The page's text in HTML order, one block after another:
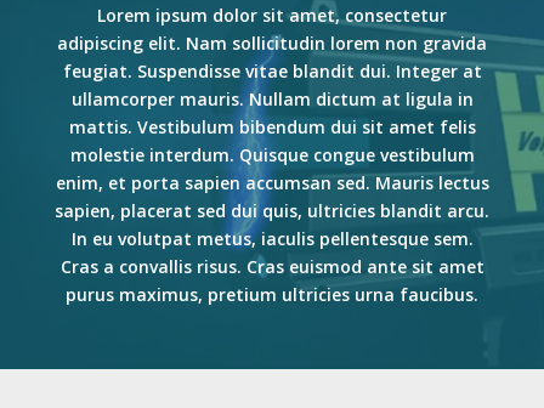
Lorem ipsum dolor sit amet, consectetur
adipiscing elit. Nam sollicitudin lorem non gravida
feugiat. Suspendisse vitae blandit dui. Integer at
ullamcorper mauris. Nullam dictum at ligula in
mattis. Vestibulum bibendum dui sit amet felis
molestie interdum. Quisque congue vestibulum
enim, et porta sapien accumsan sed. Mauris lectus
sapien, placerat sed dui quis, ultricies blandit arcu.
In eu volutpat metus, iaculis pellentesque sem.
Cras a convallis risus. Cras euismod ante sit amet
purus maximus, pretium ultricies urna faucibus.